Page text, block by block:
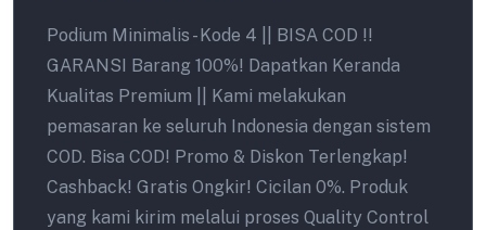
Podium Minimalis - Kode 4 || BISA COD !!
GARANSI Barang 100%! Dapatkan Keranda
Kualitas Premium || Kami melakukan
pemasaran ke seluruh Indonesia dengan sistem
COD. Bisa COD! Promo & Diskon Terlengkap!
Cashback! Gratis Ongkir! Cicilan 0%. Produk
yang kami kirim melalui proses Quality Control